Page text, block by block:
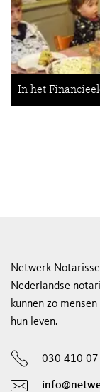
In het
Netwerk
Nederlandse
kunnen zo
hun leven.
030 410 07